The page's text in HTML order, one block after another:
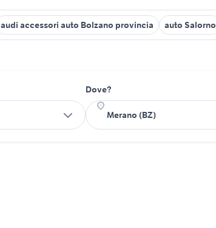
audi accessori auto Bolzano provincia auto Salorno
Dove?